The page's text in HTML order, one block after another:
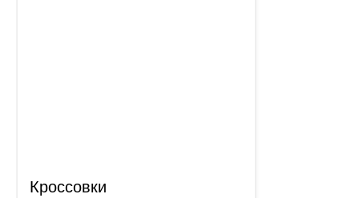
Кроссовки